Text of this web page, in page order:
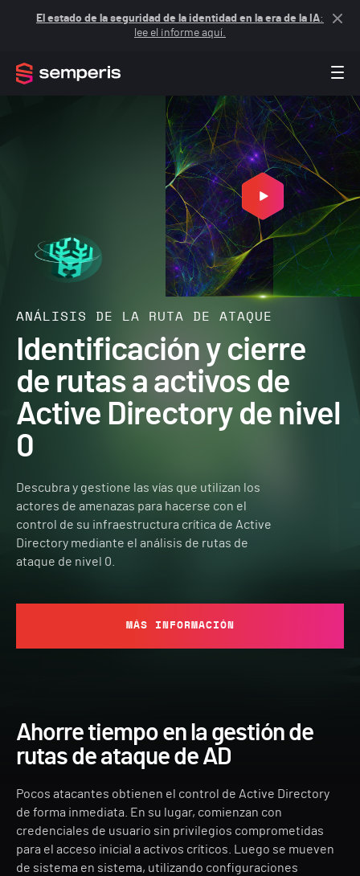
El estado de la seguridad de la identidad en la era de la IA:
lee el informe aquí.
ANÁLISIS DE LA RUTA DE ATAQUE
Identificación y cierre
de rutas a activos de
Active Directory de nivel
0
Descubra y gestione las vías que utilizan los
actores de amenazas para hacerse con el
control de su infraestructura crítica de Active
Directory mediante el análisis de rutas de
ataque de nivel 0.
MÁS INFORMACIÓN
Ahorre tiempo en la gestión de
rutas de ataque de AD
Pocos atacantes obtienen el control de Active Directory
de forma inmediata. En su lugar, comienzan con
credenciales de usuario sin privilegios comprometidas
para el acceso inicial a activos críticos. Luego se mueven
de sistema en sistema, utilizando configuraciones